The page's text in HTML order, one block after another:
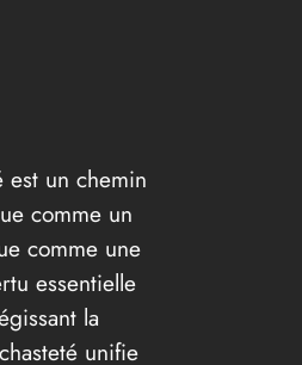
est un chemin
comme un
comme une
essentielle
la
unifie